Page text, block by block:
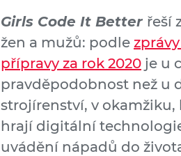
Girls Code It Better řeší
žen a mužů: podle
přípravy za rok 2020 je u
pravděpodobnost než u
strojírenství, v okamžiku,
hrají digitální
uvádění nápadů do